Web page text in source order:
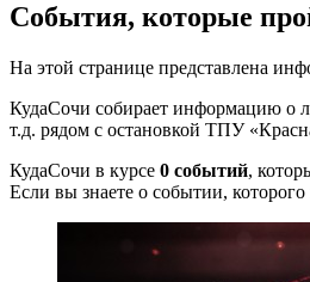
События, которые
На этой странице представлена
КудаСочи собирает информацию о
т.д. рядом с остановкой ТПУ
КудаСочи в курсе 0 событий,
Если вы знаете о событии, которого